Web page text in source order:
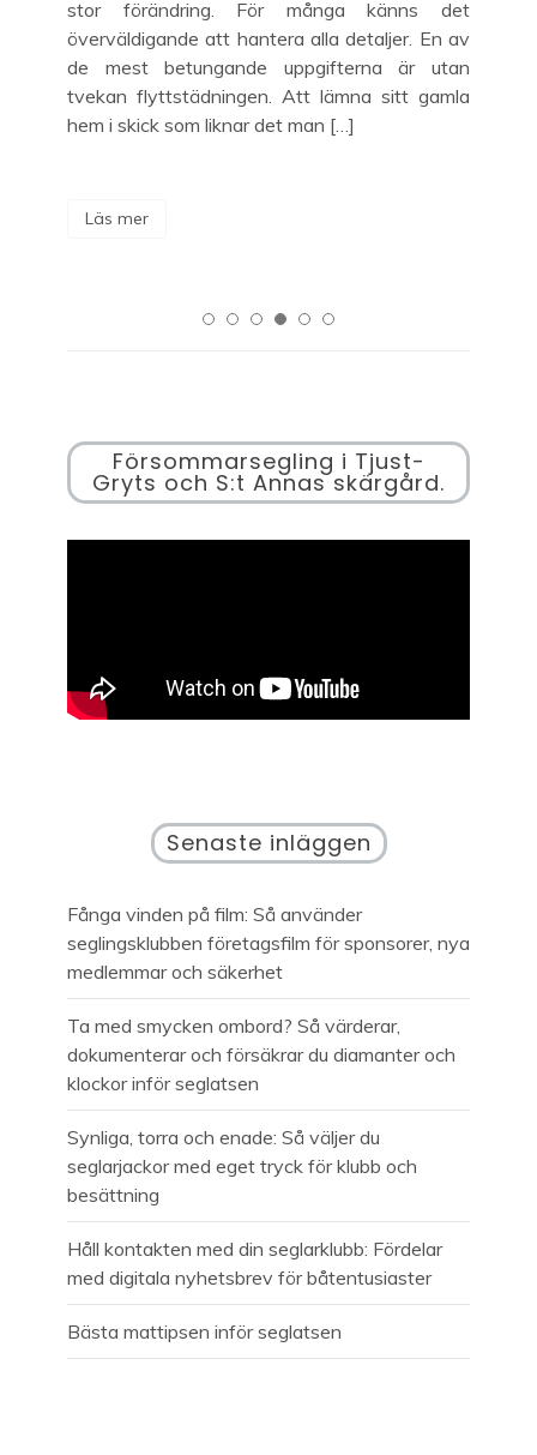
stor förändring. För många känns det
överväldigande att hantera alla detaljer. En av
de mest betungande uppgifterna är utan
tvekan flyttstädningen. Att lämna sitt gamla
hem i skick som liknar det man […]
Läs mer
Försommarsegling i Tjust-
Gryts och S:t Annas skärgård.
Senaste inläggen
Fånga vinden på film: Så använder
seglingsklubben företagsfilm för sponsorer, nya
medlemmar och säkerhet
Ta med smycken ombord? Så värderar,
dokumenterar och försäkrar du diamanter och
klockor inför seglatsen
Synliga, torra och enade: Så väljer du
seglarjackor med eget tryck för klubb och
besättning
Håll kontakten med din seglarklubb: Fördelar
med digitala nyhetsbrev för båtentusiaster
Bästa mattipsen inför seglatsen